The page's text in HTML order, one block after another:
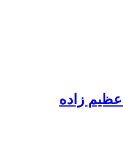
عظیم زاده